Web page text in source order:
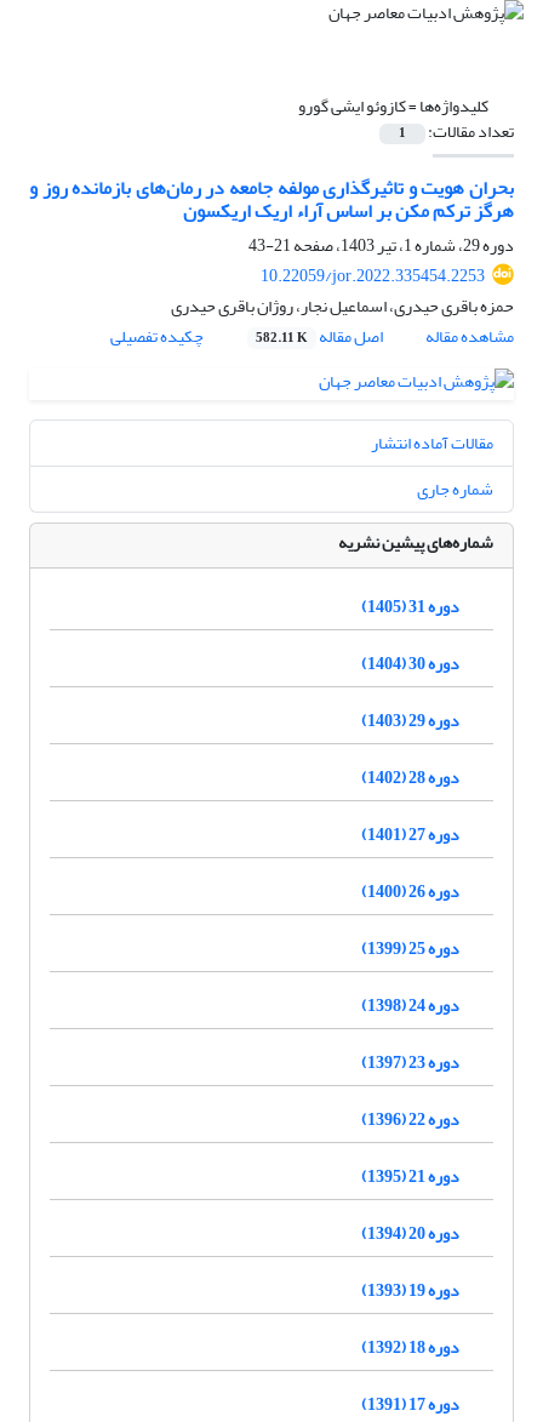
کلیدواژه‌ها =کازوئو ایشی گورو
تعداد مقالات: 1
بحران ‌هویت و تاثیرگذاری مولفه جامعه در رمان‌های بازمانده روز و
هرگز ترکم مکن بر اساس آراء اریک اریکسون
دوره 29، شماره 1، تیر 1403، صفحه
21-43
10.22059/jor.2022.335454.2253
حمزه باقری حیدری، اسماعیل نجار، روژان باقری حیدری
مشاهده مقاله
اصل مقاله 582.11 K چکیده تفصیلی
مقالات آماده انتشار
شماره جاری
شماره‌های پیشین نشریه
دوره 31 (1405)
دوره 30 (1404)
دوره 29 (1403)
دوره 28 (1402)
دوره 27 (1401)
دوره 26 (1400)
دوره 25 (1399)
دوره 24 (1398)
دوره 23 (1397)
دوره 22 (1396)
دوره 21 (1395)
دوره 20 (1394)
دوره 19 (1393)
دوره 18 (1392)
دوره 17 (1391)